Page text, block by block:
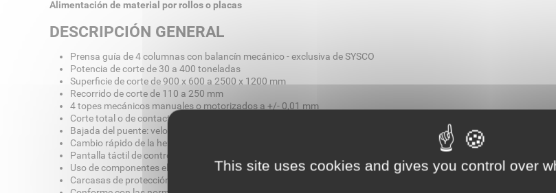
Alimentación de material por rollos o placas
DESCRIPCIÓN GENERAL
Prensa guía de 4 columnas con balancín mecánico - exclusiva de SYSCO
Potencia de corte de 30 a 400 toneladas
Superficie de corte de 900 x 600 a 2500 x 1200 mm
Recorrido de corte de 110 a 250 mm
4 topes mecánicos manuales o motorizados a +/- 0,01 mm
Corte total o de contacto sobre placa de acero Picard templado 60 HRC y rectificado a +/- 0,01 mm
Bajada del puente: velocidad lenta 10 mm antes de tocar el material
Cambio rápido de la herramienta de corte
Pantalla táctil de control en francés
Uso de componentes eléctricos, hidráulicos y neumáticos estándar
Carcasas de protección y/o fotocélulas clase 4
This site uses cookies and gives you control over